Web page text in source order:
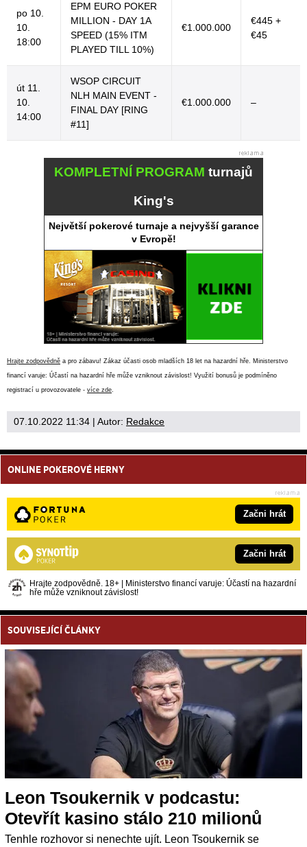
po 10.
10.
18:00
EPM EURO POKER
MILLION - DAY 1A
SPEED (15% ITM
PLAYED TILL 10%)
€1.000.000
€445 +
€45
út 11.
10.
14:00
WSOP CIRCUIT
NLH MAIN EVENT -
FINAL DAY [RING
#11]
€1.000.000 –
KOMPLETNÍ PROGRAM turnajů
King's
Největší pokerové turnaje a nejvyšší garance
v Evropě!
Hrajte zodpovědně a pro zábavu! Zákaz účasti osob mladších 18 let na hazardní hře. Ministerstvo
financí varuje: Účastí na hazardní hře může vzniknout závislost! Využití bonusů je podmíněno
registrací u provozovatele - více zde.
07.10.2022 11:34 | Autor: Redakce
ONLINE POKEROVÉ HERNY
Začni hrát
Začni hrát
Hrajte zodpovědně. 18+ | Ministerstvo financí varuje: Účastí na hazardní
hře může vzniknout závislost!
SOUVISEJÍCÍ ČLÁNKY
Leon Tsoukernik v podcastu:
Otevřít kasino stálo 210 milionů
Tenhle rozhovor si nenechte ujít. Leon Tsoukernik se